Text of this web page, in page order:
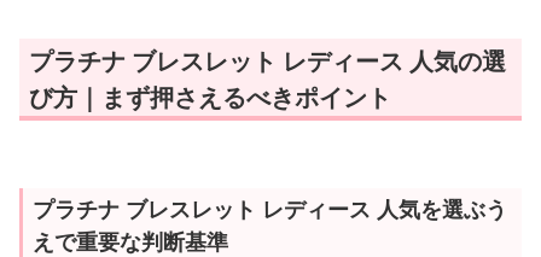
プラチナ ブレスレット レディース 人気の選
び方｜まず押さえるべきポイント
プラチナ ブレスレット レディース 人気を選ぶう
えで重要な判断基準